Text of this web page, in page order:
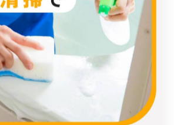
カテゴリー Categories
全てのカテゴリー
エアコン
春日部市のハウスクリーニング
草加市のハウスクリーニング